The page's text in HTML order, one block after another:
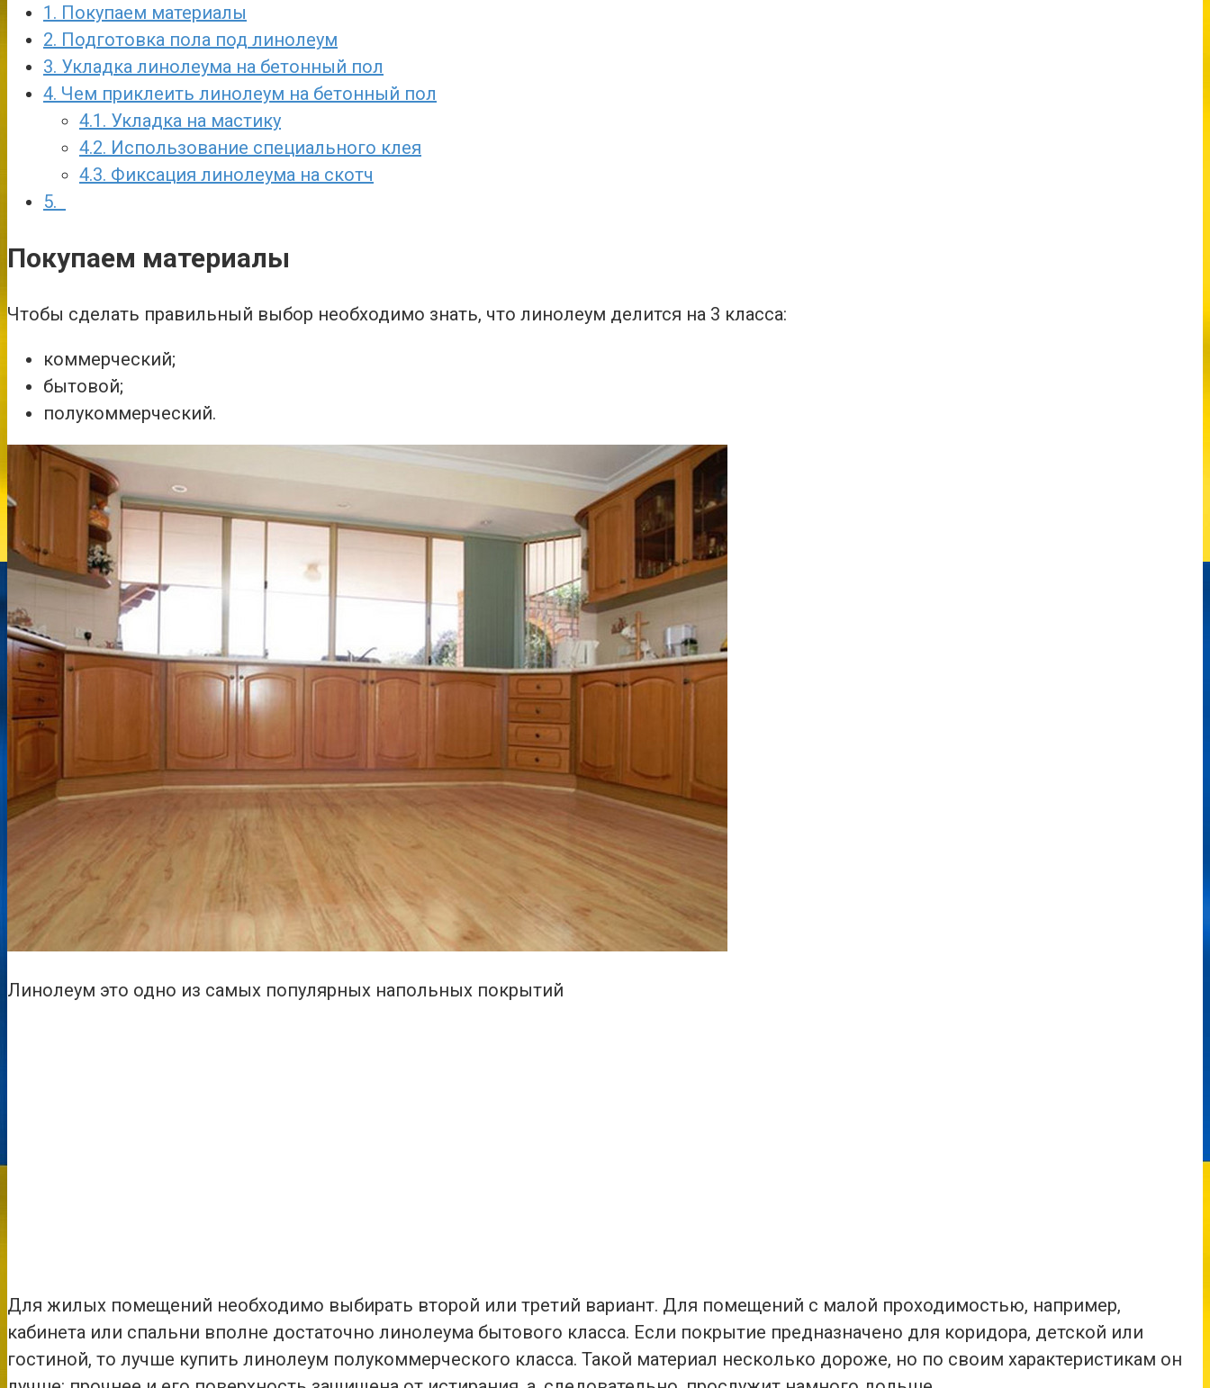
1. Покупаем материалы
2. Подготовка пола под линолеум
3. Укладка линолеума на бетонный пол
4. Чем приклеить линолеум на бетонный пол
4.1. Укладка на мастику
4.2. Использование специального клея
4.3. Фиксация линолеума на скотч
5.
Покупаем материалы
Чтобы сделать правильный выбор необходимо знать, что линолеум делится на 3 класса:
коммерческий;
бытовой;
полукоммерческий.
Линолеум это одно из самых популярных напольных покрытий
Для жилых помещений необходимо выбирать второй или третий вариант. Для помещений с малой проходимостью, например,
кабинета или спальни вполне достаточно линолеума бытового класса. Если покрытие предназначено для коридора, детской или
гостиной, то лучше купить линолеум полукоммерческого класса. Такой материал несколько дороже, но по своим характеристикам он